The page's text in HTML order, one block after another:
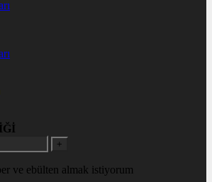
+
ve ebülten almak istiyorum